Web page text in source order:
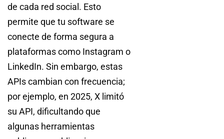
de cada red social. Esto
permite que tu software se
conecte de forma segura a
plataformas como Instagram o
LinkedIn. Sin embargo, estas
APIs cambian con frecuencia;
por ejemplo, en 2025, X limitó
su API, dificultando que
algunas herramientas